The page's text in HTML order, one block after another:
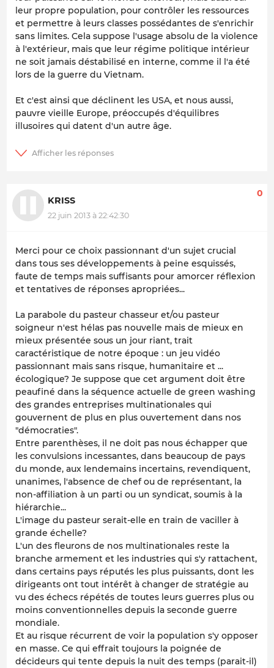
leur propre population, pour contrôler les ressources
et permettre à leurs classes possédantes de s'enrichir
sans limites. Cela suppose l'usage absolu de la violence
à l'extérieur, mais que leur régime politique intérieur
ne soit jamais déstabilisé en interne, comme il l'a été
lors de la guerre du Vietnam.
Et c'est ainsi que déclinent les USA, et nous aussi,
pauvre vieille Europe, préoccupés d'équilibres
illusoires qui datent d'un autre âge.
KRISS
22 juin 2013 à 22:42:30
0
Merci pour ce choix passionnant d'un sujet crucial
dans tous ses développements à peine esquissés,
faute de temps mais suffisants pour amorcer réflexion
et tentatives de réponses apropriées...
La parabole du pasteur chasseur et/ou pasteur
soigneur n'est hélas pas nouvelle mais de mieux en
mieux présentée sous un jour riant, trait
caractéristique de notre époque : un jeu vidéo
passionnant mais sans risque, humanitaire et ...
écologique? Je suppose que cet argument doit être
peaufiné dans la séquence actuelle de green washing
des grandes entreprises multinationales qui
gouvernent de plus en plus ouvertement dans nos
"démocraties".
Entre parenthèses, il ne doit pas nous échapper que
les convulsions incessantes, dans beaucoup de pays
du monde, aux lendemains incertains, revendiquent,
unanimes, l'absence de chef ou de représentant, la
non-affiliation à un parti ou un syndicat, soumis à la
hiérarchie...
L'image du pasteur serait-elle en train de vaciller à
grande échelle?
L'un des fleurons de nos multinationales reste la
branche armement et les industries qui s'y rattachent,
dans certains pays réputés les plus puissants, dont les
dirigeants ont tout intérêt à changer de stratégie au
vu des échecs répétés de toutes leurs guerres plus ou
moins conventionnelles depuis la seconde guerre
mondiale.
Et au risque récurrent de voir la population s'y opposer
en masse. Ce qui effrait toujours la poignée de
décideurs qui tente depuis la nuit des temps (parait-il)